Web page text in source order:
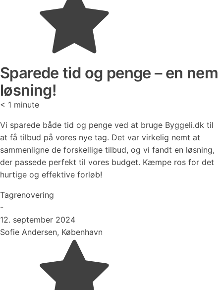
Sparede tid og penge – en nem
løsning!
< 1 minute
Vi sparede både tid og penge ved at bruge Byggeli.dk til
at få tilbud på vores nye tag. Det var virkelig nemt at
sammenligne de forskellige tilbud, og vi fandt en løsning,
der passede perfekt til vores budget. Kæmpe ros for det
hurtige og effektive forløb!
Tagrenovering
-
12. september 2024
Sofie Andersen, København